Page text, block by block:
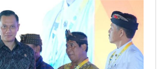
Sah
Terima
Sertipikat